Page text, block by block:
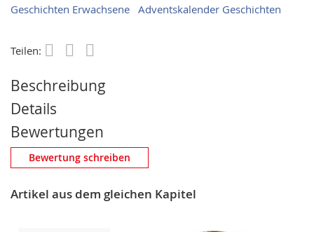
Geschichten Erwachsene Adventskalender Geschichten
Teilen:
Beschreibung
Details
Bewertungen
Eigene Bewertung schreiben
Nickname
Bewertung schreiben
Artikel aus dem gleichen Kapitel